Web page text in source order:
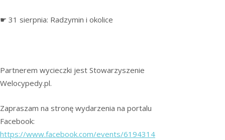
☛ 31 sierpnia: Radzymin i okolice
Partnerem wycieczki jest Stowarzyszenie
Welocypedy.pl.
Zapraszam na stronę wydarzenia na portalu
Facebook:
https://www.facebook.com/events/6194314